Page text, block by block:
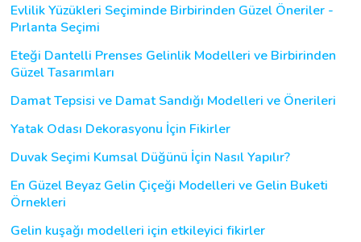
Evlilik Yüzükleri Seçiminde Birbirinden Güzel Öneriler -
Pırlanta Seçimi
Eteği Dantelli Prenses Gelinlik Modelleri ve Birbirinden
Güzel Tasarımları
Damat Tepsisi ve Damat Sandığı Modelleri ve Önerileri
Yatak Odası Dekorasyonu İçin Fikirler
Duvak Seçimi Kumsal Düğünü İçin Nasıl Yapılır?
En Güzel Beyaz Gelin Çiçeği Modelleri ve Gelin Buketi
Örnekleri
Gelin kuşağı modelleri için etkileyici fikirler